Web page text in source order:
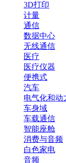
3D打印
计量
通信
数据中心
无线通信
医疗
医疗仪器
便携式
汽车
电气化和动
车身域
车载通信
智能座舱
消费与音频
白色家电
音频